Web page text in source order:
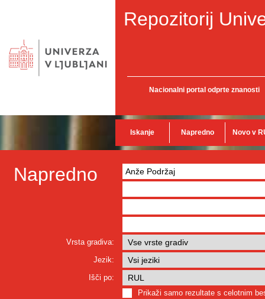
Repozitorij
Nacionalni portal odprte znanosti
Iskanje Napredno Novo v
Napredno
Vrsta gradiva:
Jezik:
Išči po:
Prikaži samo rezultate s celotnim